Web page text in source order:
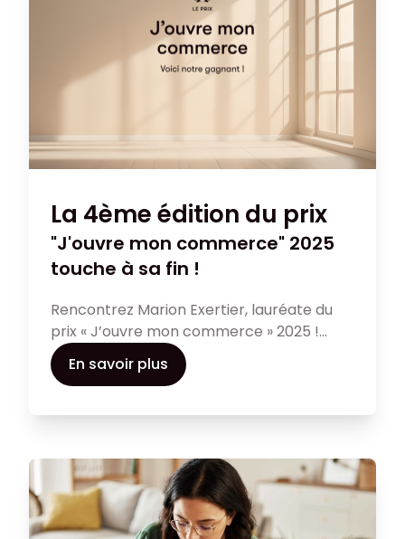
La 4ème édition du prix
"J'ouvre mon commerce" 2025
touche à sa fin !
Rencontrez Marion Exertier, lauréate du
prix « J’ouvre mon commerce » 2025 !
Avec son projet de transformer l’unique
épicerie de Gigondas en concept store
solutions innovantes au commerce rural.
services traditionnels et concepts de
vente modernes, a séduit le jury et lui a
permis de remporter 1000€ pour
constituer son assortiment.
En savoir plus